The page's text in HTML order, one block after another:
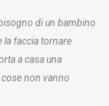
di un bambino
la faccia tornare
a casa una
non vanno